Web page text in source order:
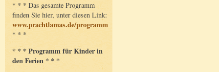
* * * Das gesamte Programm
finden Sie hier, unter diesen Link:
www.prachtlamas.de/programm
* * *
* * * Programm für Kinder in
den Ferien * * *